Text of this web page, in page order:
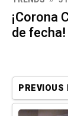
¡Corona
de fecha!
PREVIOUS